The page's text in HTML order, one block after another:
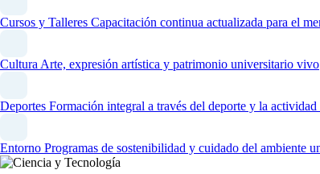
Cursos y Talleres Capacitación continua actualizada para el
CulturaArte, expresión artística y patrimonio universitario vivo
Deportes Formación integral a través del deporte y la actividad
Entorno Programas de sostenibilidad y cuidado del ambiente